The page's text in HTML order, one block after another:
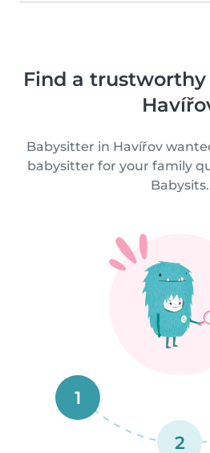
Find a
Babysitter in Havířov
babysitter for your family
Babysits.
1
2